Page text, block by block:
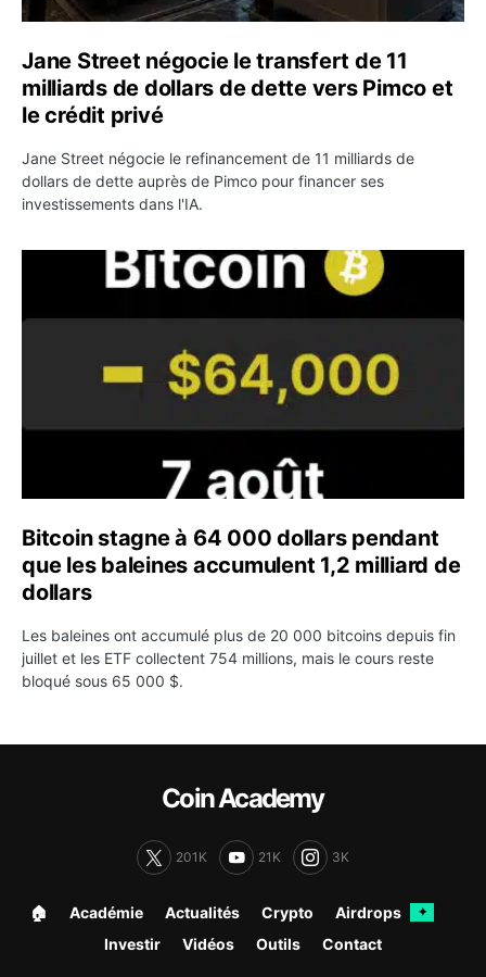
Jane Street négocie le transfert de 11
milliards de dollars de dette vers Pimco et
le crédit privé
Jane Street négocie le refinancement de 11 milliards de
dollars de dette auprès de Pimco pour financer ses
investissements dans l'IA.
Bitcoin stagne à 64 000 dollars pendant que les
Bitcoin stagne à 64 000 dollars pendant
que les baleines accumulent 1,2 milliard de
dollars
Les baleines ont accumulé plus de 20 000 bitcoins depuis fin
juillet et les ETF collectent 754 millions, mais le cours reste
bloqué sous 65 000 $.
Coin Academy
201K 21K 3K
🏠︎ Académie Actualités Crypto Airdrops ✦
Investir Vidéos Outils Contact